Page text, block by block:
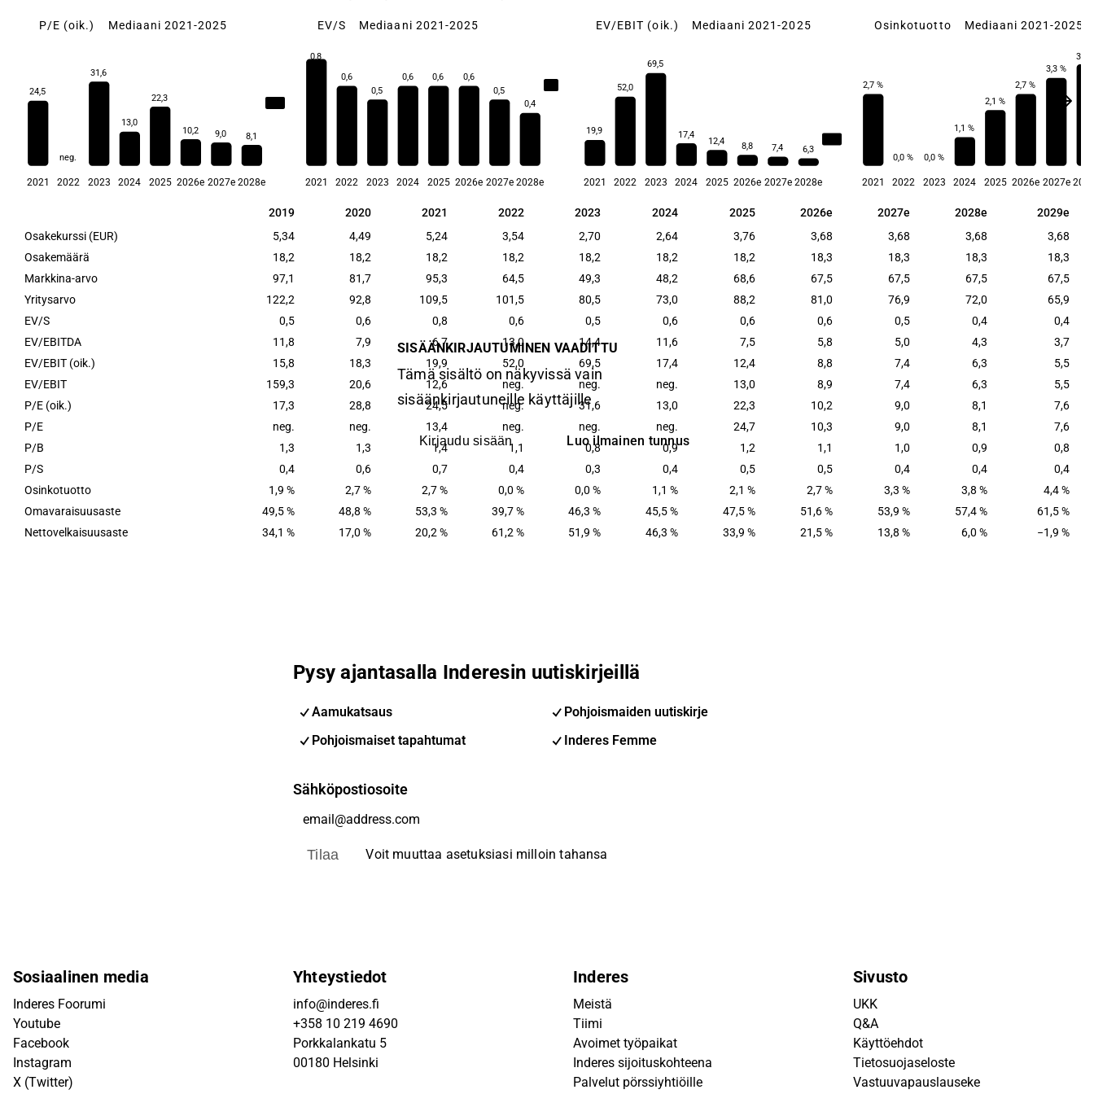
P/E (oik.) Mediaani 2021-2025
24,5
neg.
31,6
13,0
22,3
10,2 9,0 8,1
2021 2022 2023 2024 2025 2026e 2027e 2028e
EV/S Mediaani 2021-2025
0,8
0,6
0,5
0,6 0,6
0,6
0,5
0,4
2021 2022 2023 2024 2025 2026e 2027e 2028e
EV/EBIT (oik.) Mediaani 2021-2025
19,9
52,0
69,5
17,4
12,4 8,8 7,4 6,3
2021 2022 2023 2024 2025 2026e 2027e 2028e
Osinkotuotto Mediaani 2021-2025
2,7 %
0,0 % 0,0 %
1,1 %
2,1 %
2,7 %
3,3 %
3,8
2021 2022 2023 2024 2025 2026e 2027e
2019 2020 2021 2022 2023 2024 2025 2026e 2027e 2028e 2029e
2019 2020 2021 2022 2023 2024 2025 2026e 2027e 2028e
2029e
Osakekurssi (EUR)
5,34 4,49 5,24 3,54 2,70 2,64 3,76 3,68 3,68 3,68
3,68
Osakemäärä
18,2 18,2 18,2 18,2 18,2 18,2 18,2 18,3 18,3 18,3
18,3
Markkina-arvo
97,1 81,7 95,3 64,5 49,3 48,2 68,6 67,5 67,5 67,5
67,5
Yritysarvo
122,2 92,8 109,5 101,5 80,5 73,0 88,2 81,0 76,9 72,0
65,9
EV/S
0,5 0,6 0,8 0,6 0,5 0,6 0,6 0,6 0,5 0,4
0,4
EV/EBITDA
11,8 7,9 6,7 13,0 14,4 11,6 7,5 5,8 5,0 4,3
3,7
EV/EBIT (oik.)
15,8 18,3 19,9 52,0 69,5 17,4 12,4 8,8 7,4 6,3
5,5
EV/EBIT
159,3 20,6 12,6 neg. neg. neg. 13,0 8,9 7,4 6,3
5,5
P/E (oik.)
17,3 28,8 24,5 neg. 31,6 13,0 22,3 10,2 9,0 8,1
7,6
P/E
neg. neg. 13,4 neg. neg. neg. 24,7 10,3 9,0 8,1
7,6
P/B
1,3 1,3 1,4 1,1 0,8 0,9 1,2 1,1 1,0 0,9
0,8
P/S
0,4 0,6 0,7 0,4 0,3 0,4 0,5 0,5 0,4 0,4
0,4
Osinkotuotto
1,9 % 2,7 % 2,7 % 0,0 % 0,0 % 1,1 % 2,1 % 2,7 % 3,3 % 3,8 %
4,4 %
Omavaraisuusaste
49,5 % 48,8 % 53,3 % 39,7 % 46,3 % 45,5 % 47,5 % 51,6 % 53,9 % 57,4 %
61,5 %
Nettovelkaisuusaste
34,1 % 17,0 % 20,2 % 61,2 % 51,9 % 46,3 % 33,9 % 21,5 % 13,8 % 6,0 % −1,9 %
SISÄÄNKIRJAUTUMINEN VAADITTU
Tämä sisältö on näkyvissä vain
sisäänkirjautuneille käyttäjille
Kirjaudu sisään Luo ilmainen tunnus
Pysy ajantasalla Inderesin uutiskirjeillä
Aamukatsaus
Pohjoismaiden uutiskirje
Pohjoismaiset tapahtumat
Inderes Femme
Sähköpostiosoite
Tilaa Voit muuttaa asetuksiasi milloin tahansa
Sosiaalinen media
Inderes Foorumi
Youtube
Facebook
Instagram
X (Twitter)
Yhteystiedot
info@inderes.fi
+358 10 219 4690
Porkkalankatu 5
00180 Helsinki
Inderes
Meistä
Tiimi
Avoimet työpaikat
Inderes sijoituskohteena
Palvelut pörssiyhtiöille
Sivusto
UKK
Q&A
Käyttöehdot
Tietosuojaseloste
Vastuuvapauslauseke